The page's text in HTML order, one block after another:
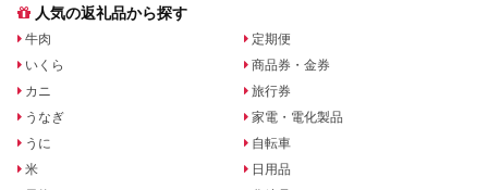
人気の返礼品から探す
牛肉
いくら
カニ
うなぎ
うに
米
定期便
商品券・金券
旅行券
家電・電化製品
自転車
日用品